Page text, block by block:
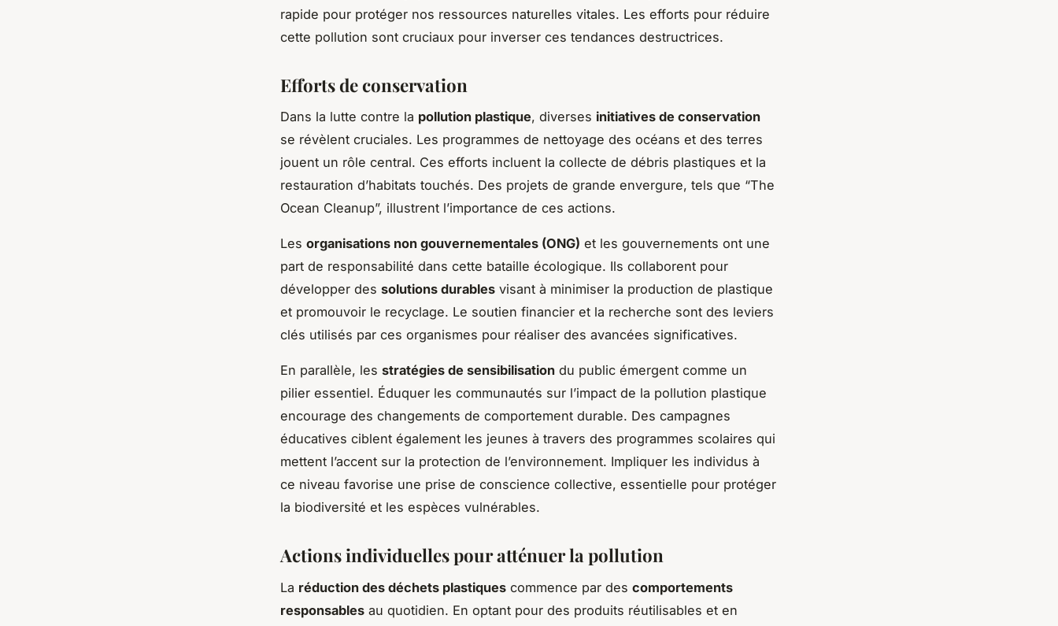
rapide pour protéger nos ressources naturelles vitales. Les efforts pour réduire
cette pollution sont cruciaux pour inverser ces tendances destructrices.
Efforts de conservation
Dans la lutte contre la pollution plastique, diverses initiatives de conservation
se révèlent cruciales. Les programmes de nettoyage des océans et des terres
jouent un rôle central. Ces efforts incluent la collecte de débris plastiques et la
restauration d’habitats touchés. Des projets de grande envergure, tels que “The
Ocean Cleanup”, illustrent l’importance de ces actions.
Les organisations non gouvernementales (ONG) et les gouvernements ont une
part de responsabilité dans cette bataille écologique. Ils collaborent pour
développer des solutions durables visant à minimiser la production de plastique
et promouvoir le recyclage. Le soutien financier et la recherche sont des leviers
clés utilisés par ces organismes pour réaliser des avancées significatives.
En parallèle, les stratégies de sensibilisation du public émergent comme un
pilier essentiel. Éduquer les communautés sur l’impact de la pollution plastique
encourage des changements de comportement durable. Des campagnes
éducatives ciblent également les jeunes à travers des programmes scolaires qui
mettent l’accent sur la protection de l’environnement. Impliquer les individus à
ce niveau favorise une prise de conscience collective, essentielle pour protéger
la biodiversité et les espèces vulnérables.
Actions individuelles pour atténuer la pollution
La réduction des déchets plastiques commence par des comportements
responsables au quotidien. En optant pour des produits réutilisables et en